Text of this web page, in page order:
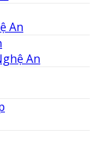
An
An